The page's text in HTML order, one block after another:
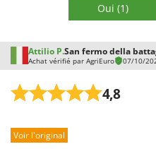
Oui (1)
Attilio P.San fermo della
Achat vérifié par AgriEuro 07/10/
4,8
Prestations
Voir l'original